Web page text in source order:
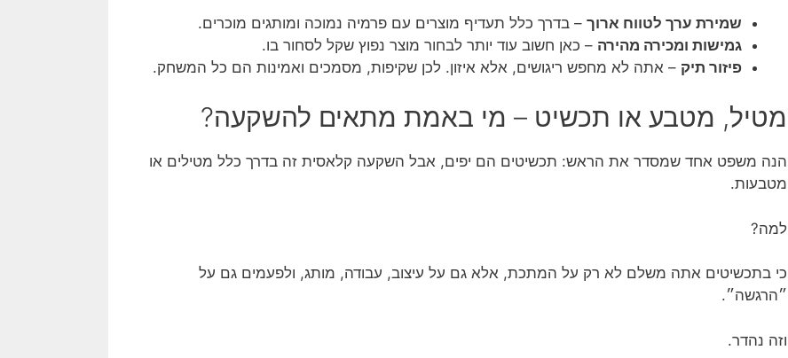
שמירת ערך לטווח ארוך – בדרך כלל תעדיף מוצרים עם פרמיה נמוכה ומותגים מוכרים.
גמישות ומכירה מהירה – כאן חשוב עוד יותר לבחור מוצר נפוץ שקל לסחור בו.
פיזור תיק – אתה לא מחפש ריגושים, אלא איזון. לכן שקיפות, מסמכים ואמינות הם כל המשחק.
מטיל, מטבע או תכשיט – מי באמת מתאים להשקעה?
הנה משפט אחד שמסדר את הראש: תכשיטים הם יפים, אבל השקעה קלאסית זה בדרך כלל מטילים או
מטבעות.
למה?
כי בתכשיטים אתה משלם לא רק על המתכת, אלא גם על עיצוב, עבודה, מותג, ולפעמים גם על
״הרגשה״.
וזה נהדר.